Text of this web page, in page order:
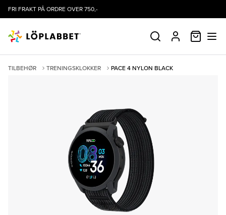
FRI FRAKT PÅ ORDRE OVER 750,-
SØK PROFIL
TILBEHØR TRENINGSKLOKKER PACE 4 NYLON BLACK